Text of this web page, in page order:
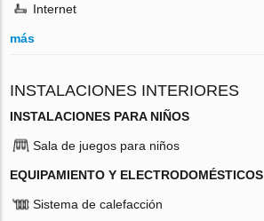
Internet
más
INSTALACIONES INTERIORES
INSTALACIONES PARA NIÑOS
Sala de juegos para niños
EQUIPAMIENTO Y ELECTRODOMÉSTICOS
Sistema de calefacción